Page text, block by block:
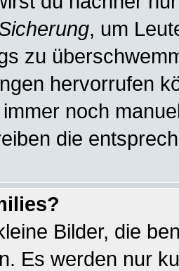
, um
zu
hervorrufen
noch
die
Bilder, die
Es werden nur